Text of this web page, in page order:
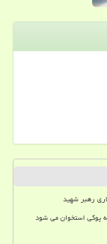
رهبر شهید
پوکی استخوان می شود